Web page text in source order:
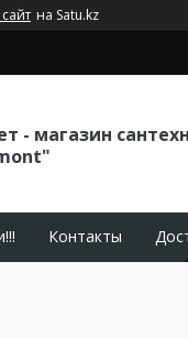
на Satu.kz
- магазин
Контакты